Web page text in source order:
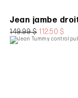
Jean jambe
149.99 $ 112.50 $